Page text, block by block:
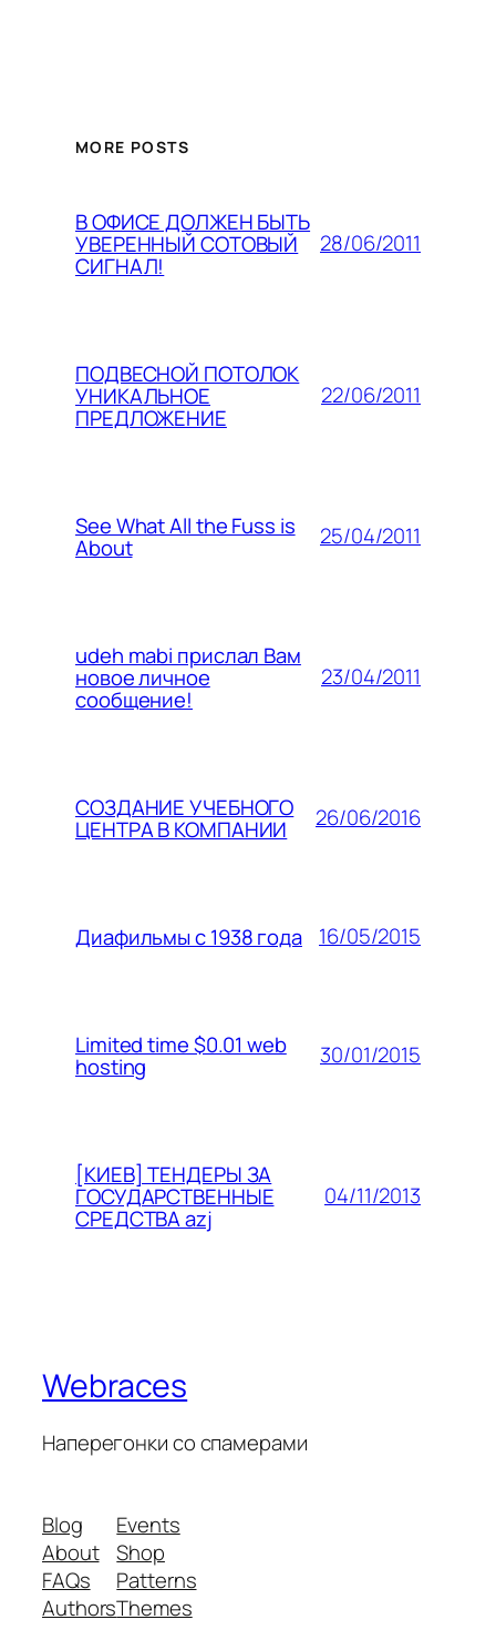
MORE POSTS
В ОФИСЕ ДОЛЖЕН БЫТЬ
УВЕРЕННЫЙ СОТОВЫЙ
СИГНАЛ!
28/06/2011
ПОДВЕСНОЙ ПОТОЛОК
УНИКАЛЬНОЕ
ПРЕДЛОЖЕНИЕ
22/06/2011
See What All the Fuss is
About 25/04/2011
udeh mabi прислал Вам
новое личное
сообщение!
23/04/2011
СОЗДАНИЕ УЧЕБНОГО
ЦЕНТРА В КОМПАНИИ 26/06/2016
Диафильмы с 1938 года 16/05/2015
Limited time $0.01 web
hosting 30/01/2015
[КИЕВ] ТЕНДЕРЫ ЗА
ГОСУДАРСТВЕННЫЕ
СРЕДСТВА azj
04/11/2013
Webraces
Наперегонки со спамерами
Blog
About
FAQs
Authors
Events
Shop
Patterns
Themes